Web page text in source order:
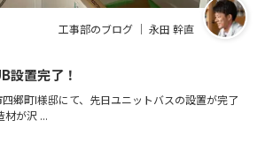
工事部のブログ ｜ 永田 幹直
設置完了！
郷町I様邸にて、先日ユニットバスの設置が完了
材が沢 ...